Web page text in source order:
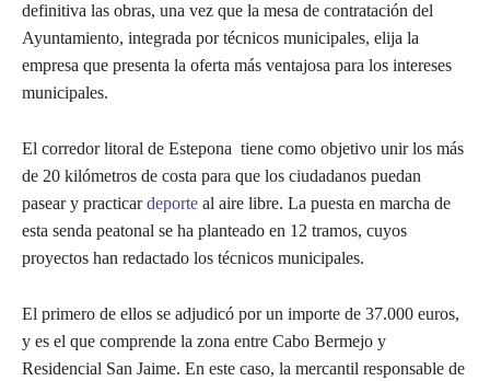
definitiva las obras, una vez que la mesa de contratación del
Ayuntamiento, integrada por técnicos municipales, elija la
empresa que presenta la oferta más ventajosa para los intereses
municipales.
El corredor litoral de Estepona tiene como objetivo unir los más
de 20 kilómetros de costa para que los ciudadanos puedan
pasear y practicardeporte al aire libre. La puesta en marcha de
esta senda peatonal se ha planteado en 12 tramos, cuyos
proyectos han redactado los técnicos municipales.
El primero de ellos se adjudicó por un importe de 37.000 euros,
y es el que comprende la zona entre Cabo Bermejo y
Residencial San Jaime. En este caso, la mercantil responsable de